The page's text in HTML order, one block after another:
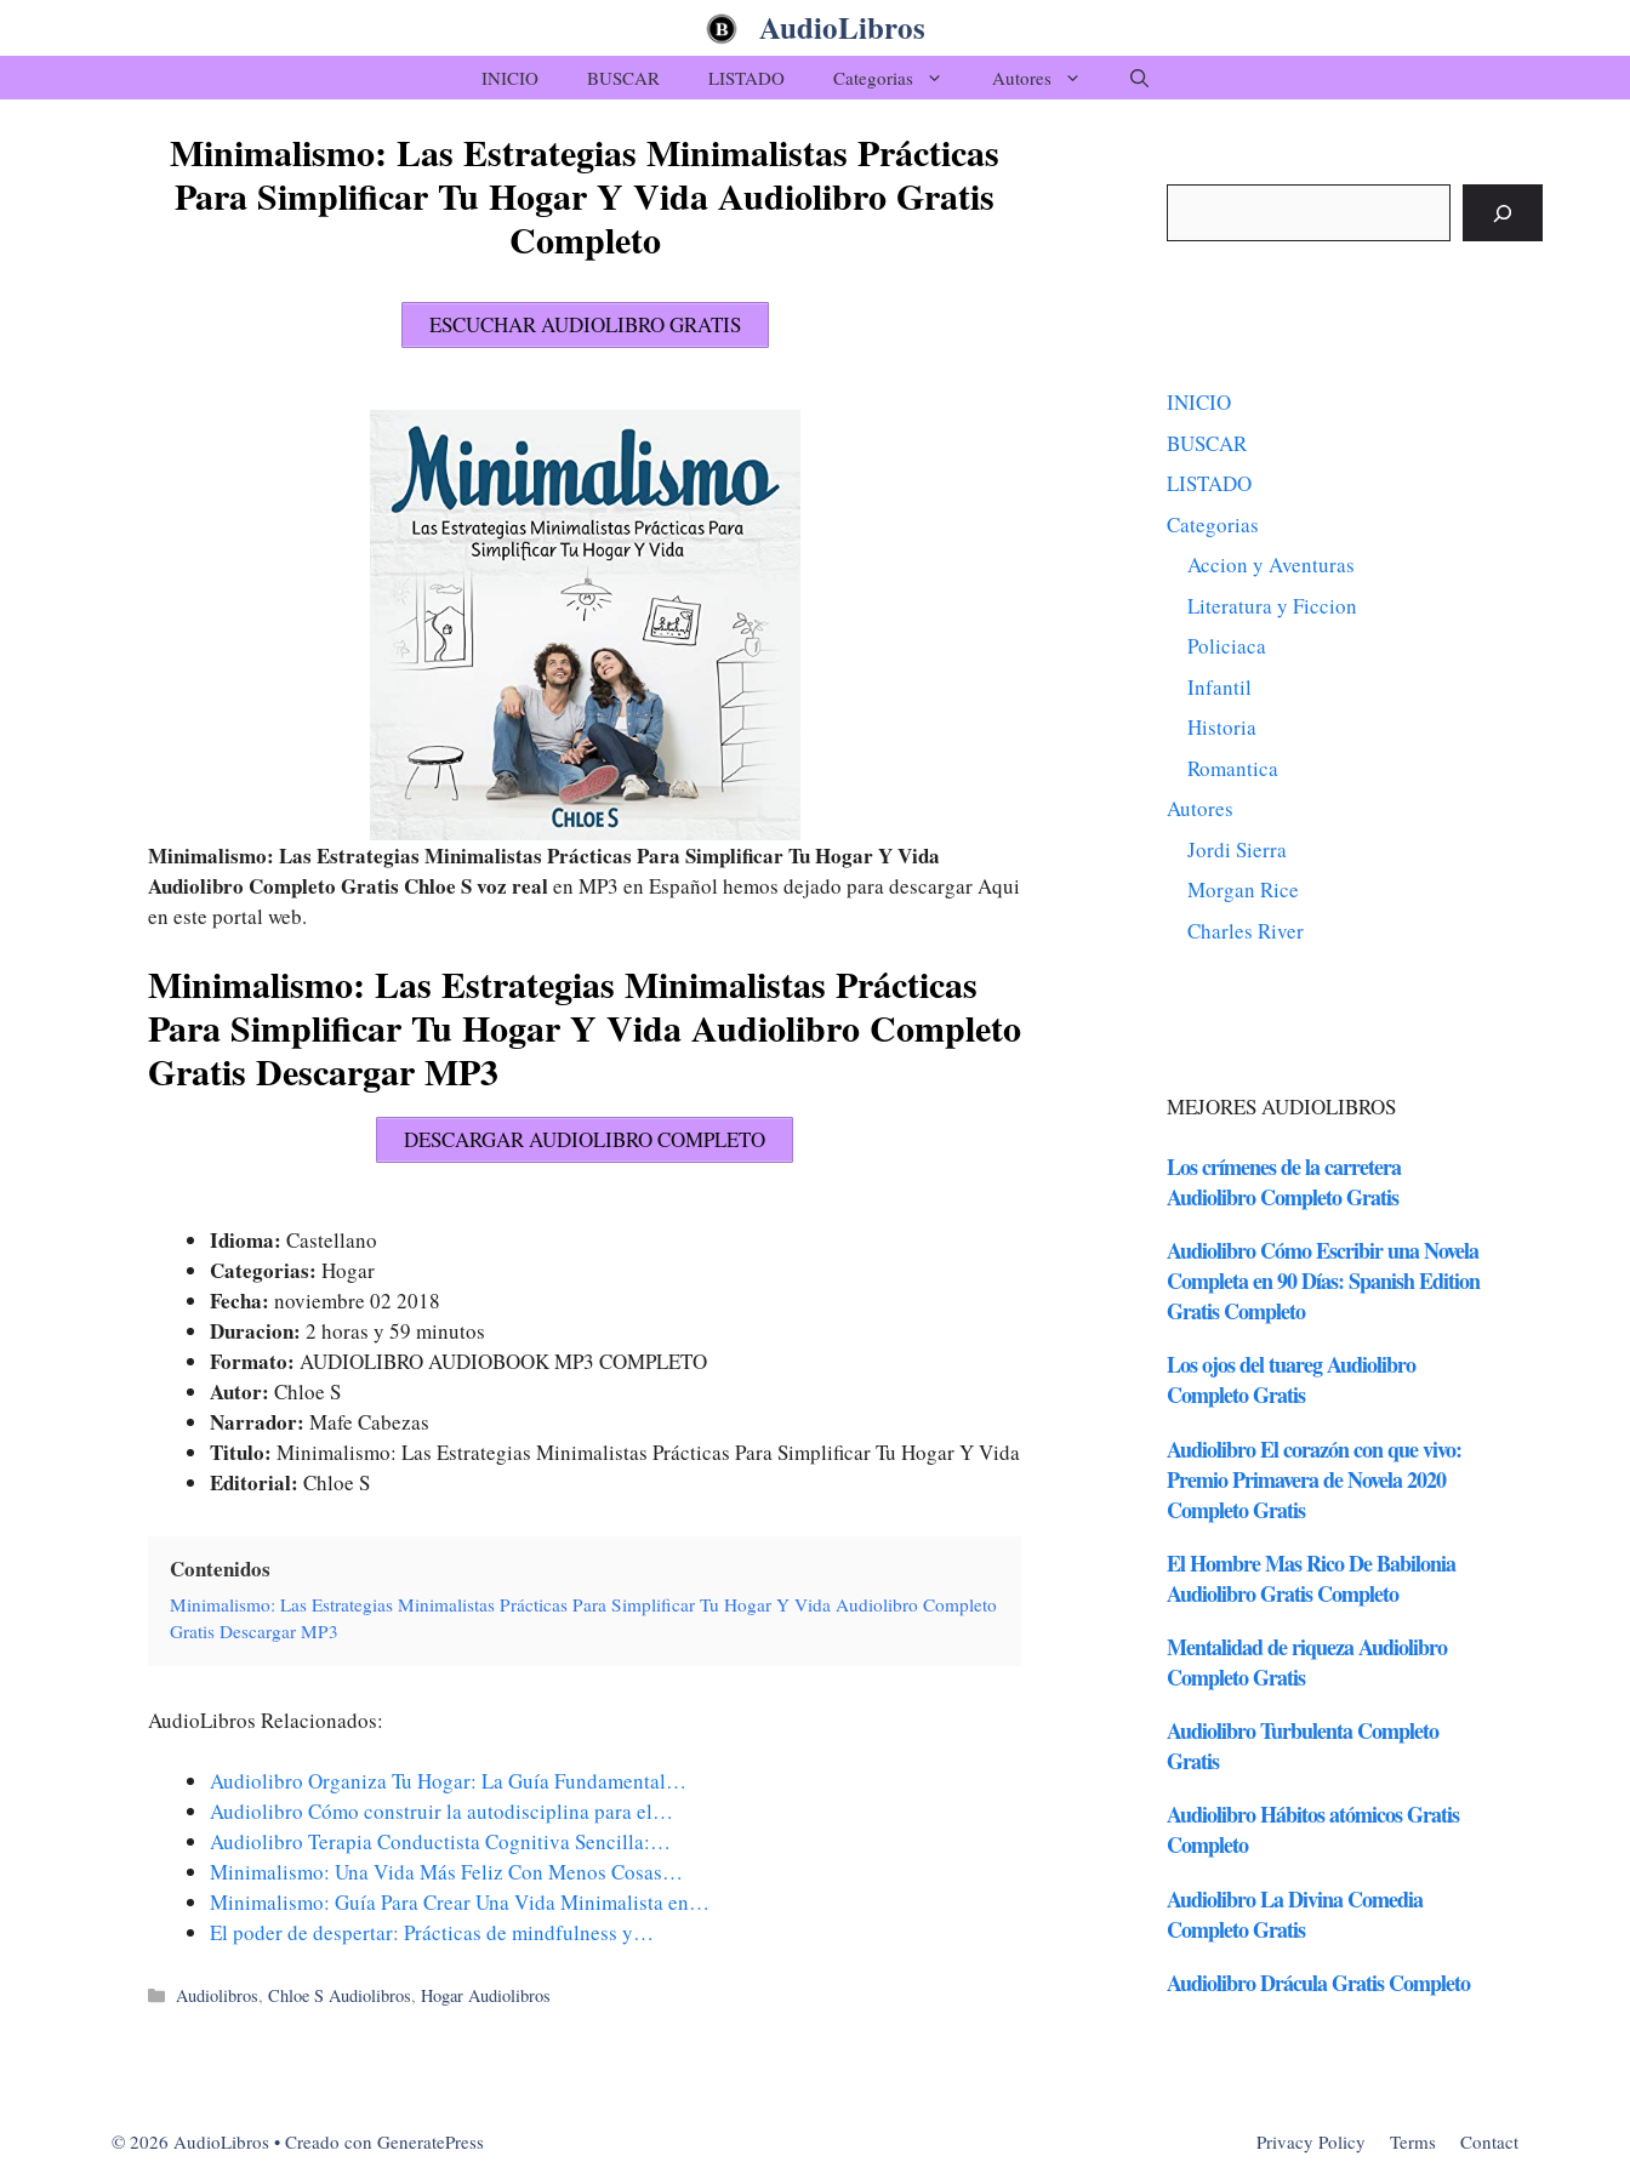
AudioLibros
INICIO BUSCAR LISTADO Categorias Autores
Minimalismo: Las Estrategias Minimalistas Prácticas
Para Simplificar Tu Hogar Y Vida Audiolibro Gratis
Completo
ESCUCHAR AUDIOLIBRO GRATIS
Minimalismo: Las Estrategias Minimalistas Prácticas Para Simplificar Tu Hogar Y Vida
Audiolibro Completo Gratis Chloe S voz realen MP3 en Español hemos dejado para descargar Aqui
en este portal web.
Minimalismo: Las Estrategias Minimalistas Prácticas
Para Simplificar Tu Hogar Y Vida Audiolibro Completo
Gratis Descargar MP3
DESCARGAR AUDIOLIBRO COMPLETO
Idioma: Castellano
Categorias: Hogar
Fecha: noviembre 02 2018
Duracion: 2 horas y 59 minutos
Formato: AUDIOLIBRO AUDIOBOOK MP3 COMPLETO
Autor: Chloe S
Narrador: Mafe Cabezas
Titulo: Minimalismo: Las Estrategias Minimalistas Prácticas Para Simplificar Tu Hogar Y Vida
Editorial: Chloe S
Contenidos
Minimalismo: Las Estrategias Minimalistas Prácticas Para Simplificar Tu Hogar Y Vida Audiolibro Completo
Gratis Descargar MP3
AudioLibros Relacionados:
Audiolibro Organiza Tu Hogar: La Guía Fundamental…
Audiolibro Cómo construir la autodisciplina para el…
Audiolibro Terapia Conductista Cognitiva Sencilla:…
Minimalismo: Una Vida Más Feliz Con Menos Cosas…
Minimalismo: Guía Para Crear Una Vida Minimalista en…
El poder de despertar: Prácticas de mindfulness y…
Categorías
Audiolibros,Chloe S Audiolibros,Hogar Audiolibros
INICIO
BUSCAR
LISTADO
Categorias
Accion y Aventuras
Literatura y Ficcion
Policiaca
Infantil
Historia
Romantica
Autores
Jordi Sierra
Morgan Rice
Charles River
MEJORES AUDIOLIBROS
Privacy Policy Terms Contact
© 2026 AudioLibros • Creado con GeneratePress